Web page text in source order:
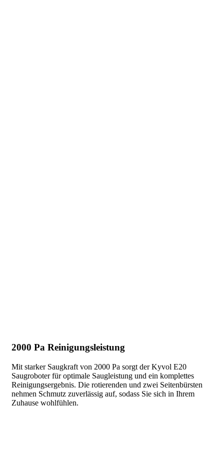
2000 Pa Reinigungsleistung
Mit starker Saugkraft von 2000 Pa sorgt der Kyvol E20
Saugroboter für optimale Saugleistung und ein komplettes
Reinigungsergebnis. Die rotierenden und zwei Seitenbürsten
nehmen Schmutz zuverlässig auf, sodass Sie sich in Ihrem
Zuhause wohlfühlen.